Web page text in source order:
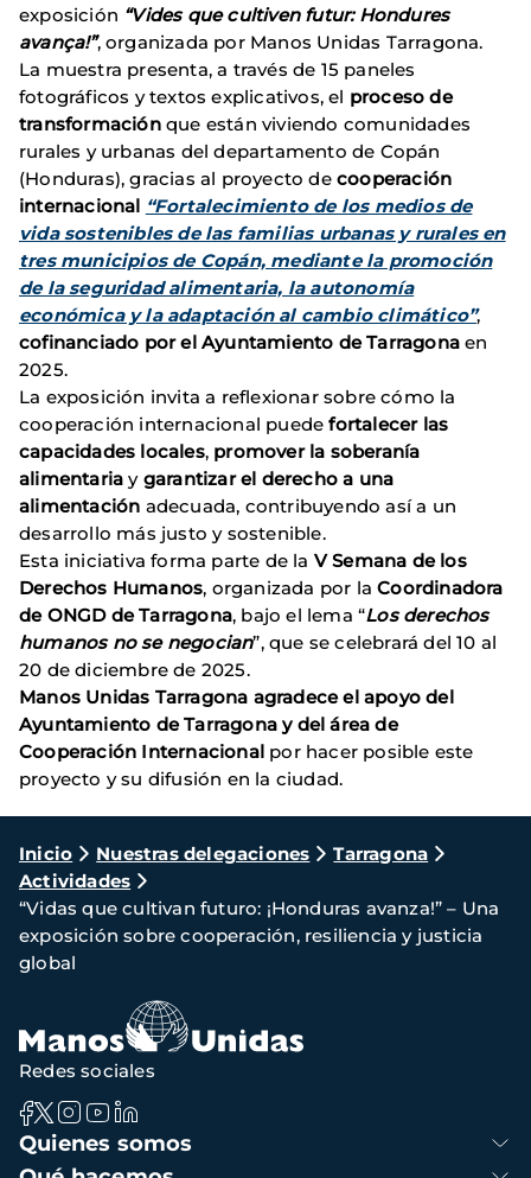
exposición “Vides que cultiven futur: Hondures
avança!”, organizada por Manos Unidas Tarragona.
La muestra presenta, a través de 15 paneles
fotográficos y textos explicativos, el proceso de
transformaciónque están viviendo comunidades
rurales y urbanas del departamento de Copán
(Honduras), gracias al proyecto de cooperación
internacional “Fortalecimiento de los medios de
vida sostenibles de las familias urbanas y rurales en
tres municipios de Copán, mediante la promoción
de la seguridad alimentaria, la autonomía
económica y la adaptación al cambio climático”,
cofinanciado por el Ayuntamiento de Tarragona en
2025.
La exposición invita a reflexionar sobre cómo la
cooperación internacional puedefortalecer las
capacidades locales, promover la soberanía
alimentaria y garantizar el derecho a una
alimentación adecuada, contribuyendo así a un
desarrollo más justo y sostenible.
Esta iniciativa forma parte de la V Semana de los
Derechos Humanos, organizada por laCoordinadora
de ONGD de Tarragona, bajo el lema “Los derechos
humanos no se negocian”, que se celebrará del 10 al
20 de diciembre de 2025.
Manos Unidas Tarragona agradece el apoyo del
Ayuntamiento de Tarragona y del área de
Cooperación Internacional por hacer posible este
proyecto y su difusión en la ciudad.
Ruta
de
navegación
Inicio Nuestras delegaciones
Tarragona
Actividades
“Vidas que cultivan futuro: ¡Honduras avanza!” – Una
exposición sobre cooperación, resiliencia y justicia
global
Navegación
principal
Quienes somos
Redes sociales